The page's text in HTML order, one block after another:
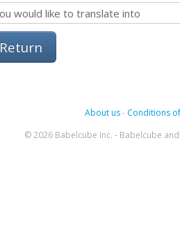
Return
About us- Conditions
© 2026 Babelcube Inc. - Babelcube